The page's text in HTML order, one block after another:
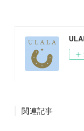
関連記事